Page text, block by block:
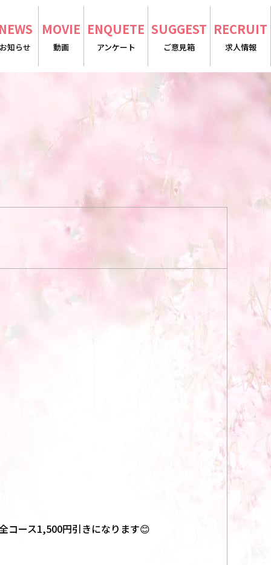
お知らせ
MOVIE
動画
ENQUETE
アンケート
SUGGEST
ご意見箱
RECRUIT
求人情報
コース1,500円引きになります😊